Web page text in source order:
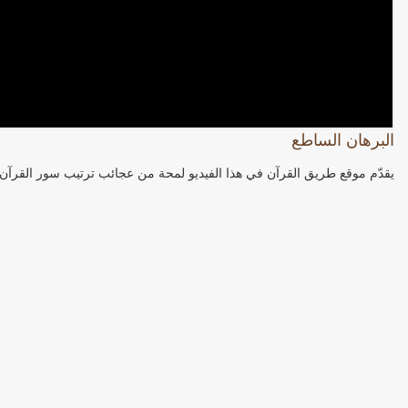
البرهان الساطع
يقدّم موقع طريق القرآن في هذا الفيديو لمحة من عجائب ترتيب سور القرآن